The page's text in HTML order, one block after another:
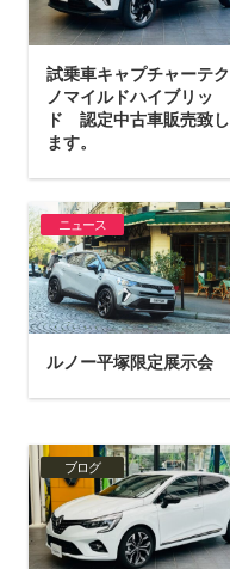
試乗車キャプチャーテク
ノマイルドハイブリッ
ド 認定中古車販売致し
ます。
ニュース
ルノー平塚限定展示会
ブログ